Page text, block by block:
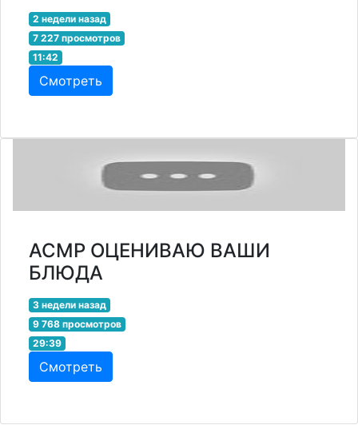
2 недели назад
7 227 просмотров
11:42
Смотреть
АСМР ОЦЕНИВАЮ ВАШИ
БЛЮДА
3 недели назад
9 768 просмотров
29:39
Смотреть